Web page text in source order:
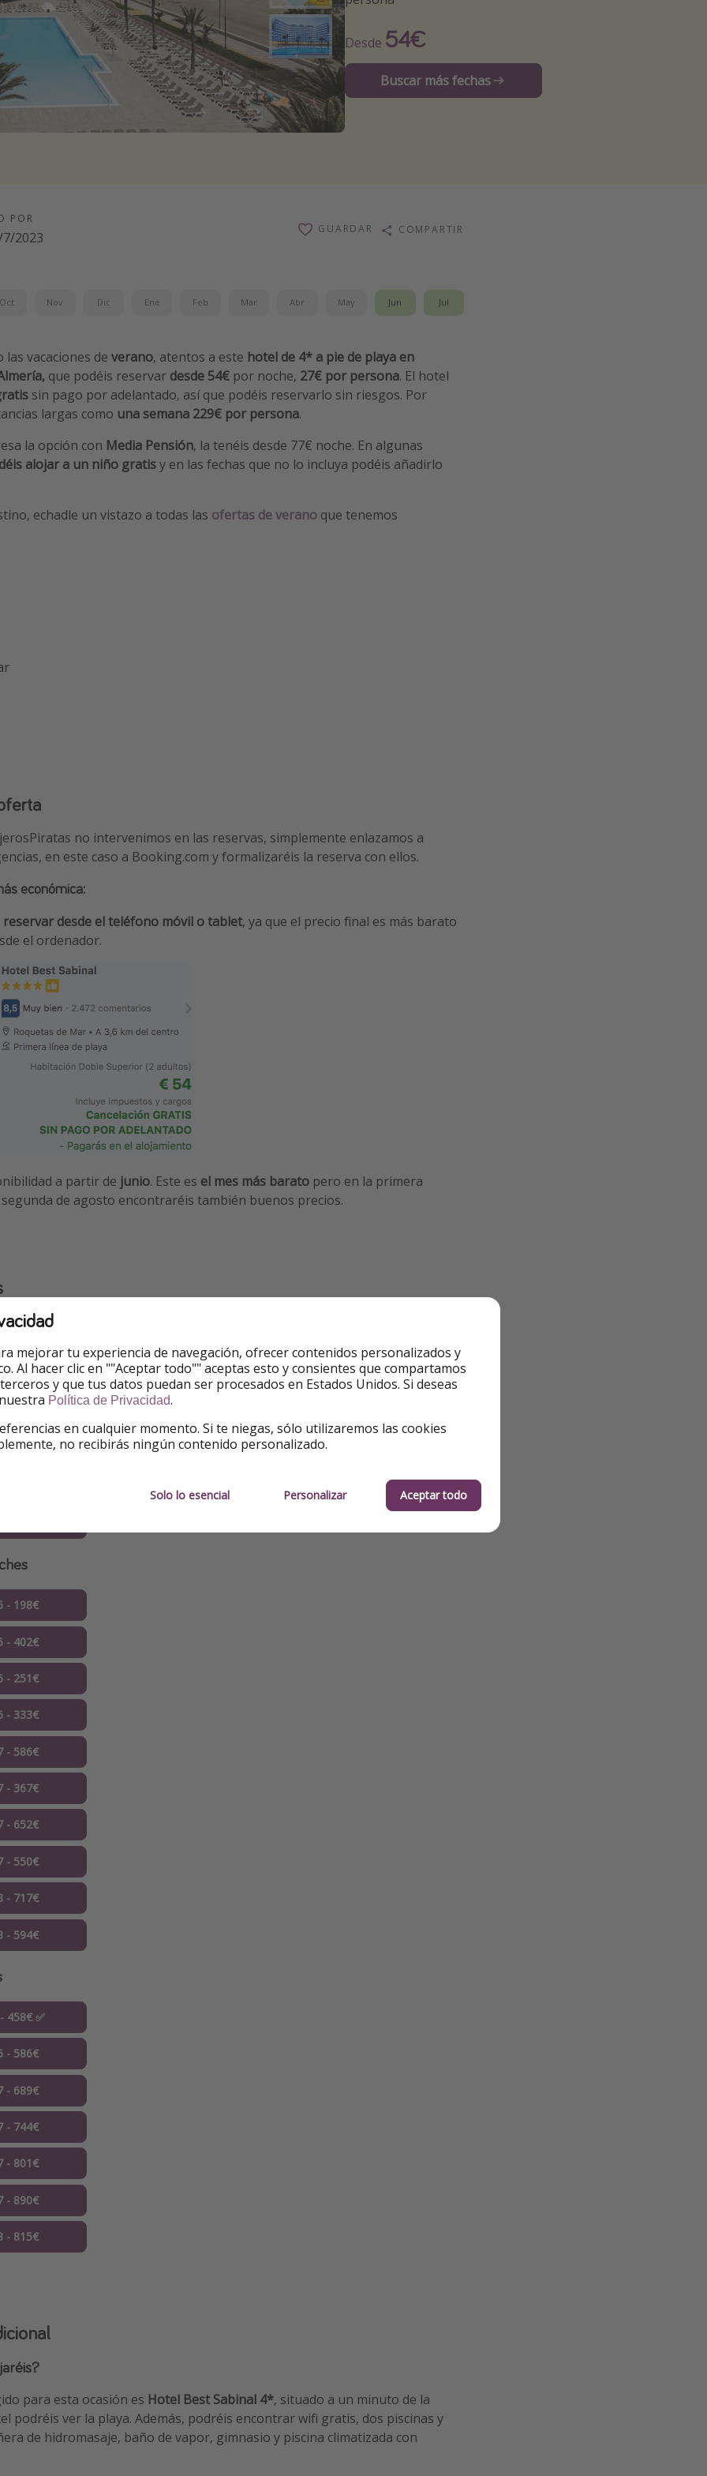
Desde 54€
Buscar más fechas
POR
2023
GUARDAR COMPARTIR
Oct Nov Dic Ene Feb Mar Abr May Jun Jul
las vacaciones de verano, atentos a este hotel de 4* a pie de playa en
que podéis reservar desde 54€ por noche, 27€ por persona. El hotel
sin pago por adelantado, así que podéis reservarlo sin riesgos. Por
largas como una semana 229€ por persona.
la opción con Media Pensión, la tenéis desde 77€ noche. En algunas
alojar a un niño gratisy en las fechas que no lo incluya podéis añadirlo
echadle un vistazo a todas las ofertas de verano que tenemos
no intervenimos en las reservas, simplemente enlazamos a
en este caso a Booking.com y formalizaréis la reserva con ellos.
económica:
reservar desde el teléfono móvil o tablet, ya que el precio final es más barato
el ordenador.
a partir de junio. Este es el mes más barato pero en la primera
de agosto encontraréis también buenos precios.
son ejemplos que podéis modificar. Los precios son por habitación
- 54€
- 198€
- 402€
- 251€
- 333€
- 586€
- 367€
- 652€
- 550€
- 717€
- 594€
458€ ✅
- 586€
- 689€
- 744€
- 801€
- 890€
- 815€
para esta ocasión es Hotel Best Sabinal 4*, situado a un minuto de la
podréis ver la playa. Además, podréis encontrar wifi gratis, dos piscinas y
de hidromasaje, baño de vapor, gimnasio y piscina climatizada con
mejorar tu experiencia de navegación, ofrecer contenidos personalizados y
Al hacer clic en ""Aceptar todo"" aceptas esto y consientes que compartamos
y que tus datos puedan ser procesados en Estados Unidos. Si deseas
Política de Privacidad.
en cualquier momento. Si te niegas, sólo utilizaremos las cookies
no recibirás ningún contenido personalizado.
Solo lo esencial Personalizar Aceptar todo